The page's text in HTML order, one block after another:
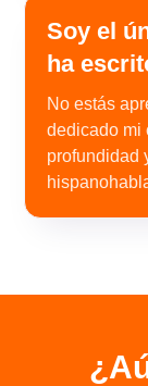
Soy el
ha
No estás
dedicado mi
profundidad